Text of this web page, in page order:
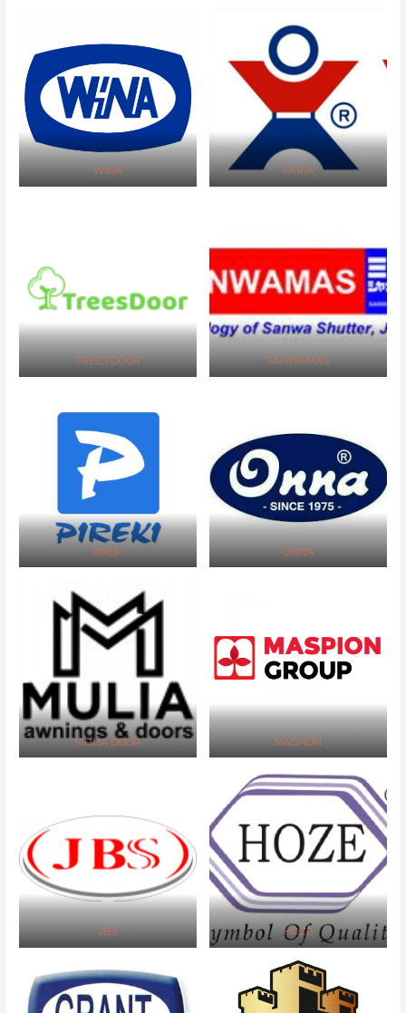
WINA VARIA
TREES DOOR SANWAMAS
PIREKI ONNA
MULIA DOOR MASPION
JBS HOZE